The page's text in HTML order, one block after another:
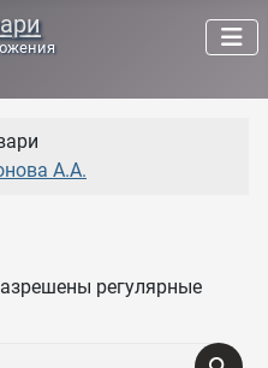
А.А.
регулярные